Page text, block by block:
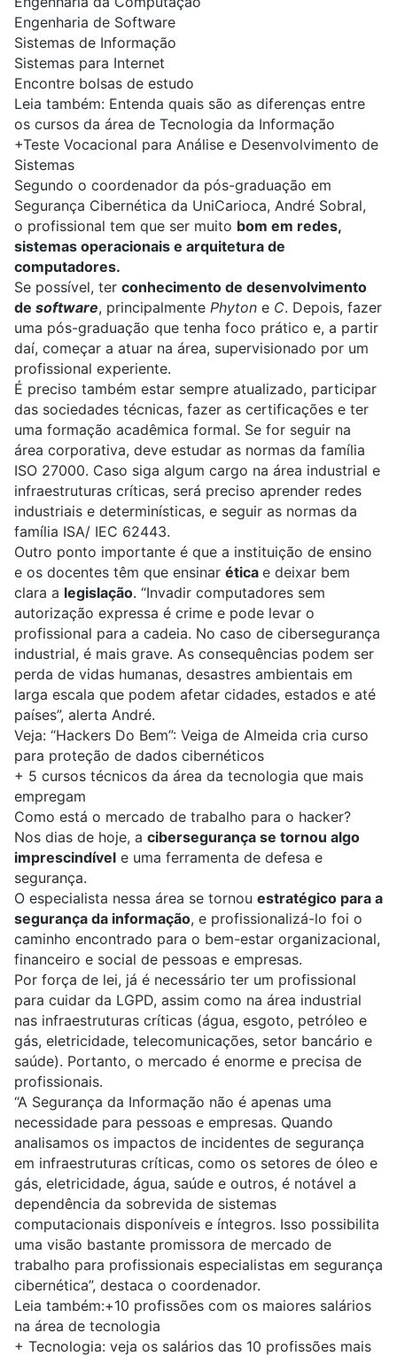
Engenharia de Software
Sistemas de Informação
Sistemas para Internet
Encontre bolsas de estudo
Leia também: Entenda quais são as diferenças entre
os cursos da área de Tecnologia da Informação
+Teste Vocacional para Análise e Desenvolvimento de
Sistemas
Segundo o coordenador da pós-graduação em
Segurança Cibernética da UniCarioca, André Sobral,
o profissional tem que ser muito bom em redes,
sistemas operacionais e arquitetura de
computadores.
Se possível, ter conhecimento de desenvolvimento
de software, principalmente Phyton e C. Depois, fazer
uma pós-graduação que tenha foco prático e, a partir
daí, começar a atuar na área, supervisionado por um
profissional experiente.
É preciso também estar sempre atualizado, participar
das sociedades técnicas, fazer as certificações e ter
uma formação acadêmica formal. Se for seguir na
área corporativa, deve estudar as normas da família
ISO 27000. Caso siga algum cargo na área industrial e
infraestruturas críticas, será preciso aprender redes
industriais e determinísticas, e seguir as normas da
família ISA/ IEC 62443.
Outro ponto importante é que a instituição de ensino
e os docentes têm que ensinar ética e deixar bem
clara a legislação. “Invadir computadores sem
autorização expressa é crime e pode levar o
profissional para a cadeia. No caso de cibersegurança
industrial, é mais grave. As consequências podem ser
perda de vidas humanas, desastres ambientais em
larga escala que podem afetar cidades, estados e até
países”, alerta André.
Veja: “Hackers Do Bem”: Veiga de Almeida cria curso
para proteção de dados cibernéticos
+ 5 cursos técnicos da área da tecnologia que mais
empregam
Como está o mercado de trabalho para o hacker?
Nos dias de hoje, a cibersegurança se tornou algo
imprescindível e uma ferramenta de defesa e
segurança.
O especialista nessa área se tornou estratégico para a
segurança da informação, e profissionalizá-lo foi o
caminho encontrado para o bem-estar organizacional,
financeiro e social de pessoas e empresas.
Por força de lei, já é necessário ter um profissional
para cuidar da LGPD, assim como na área industrial
nas infraestruturas críticas (água, esgoto, petróleo e
gás, eletricidade, telecomunicações, setor bancário e
saúde). Portanto, o mercado é enorme e precisa de
profissionais.
“A Segurança da Informação não é apenas uma
necessidade para pessoas e empresas. Quando
analisamos os impactos de incidentes de segurança
em infraestruturas críticas, como os setores de óleo e
gás, eletricidade, água, saúde e outros, é notável a
dependência da sobrevida de sistemas
computacionais disponíveis e íntegros. Isso possibilita
uma visão bastante promissora de mercado de
trabalho para profissionais especialistas em segurança
cibernética”, destaca o coordenador.
Leia também:+10 profissões com os maiores salários
na área de tecnologia
+ Tecnologia: veja os salários das 10 profissões mais